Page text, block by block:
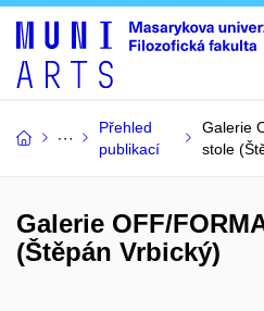
Přehled
publikací
Galerie
stole
Galerie OFF/
(Štěpán Vrbický)